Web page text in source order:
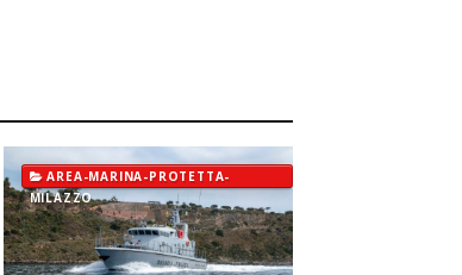
AREA-MARINA-PROTETTA-
MILAZZO